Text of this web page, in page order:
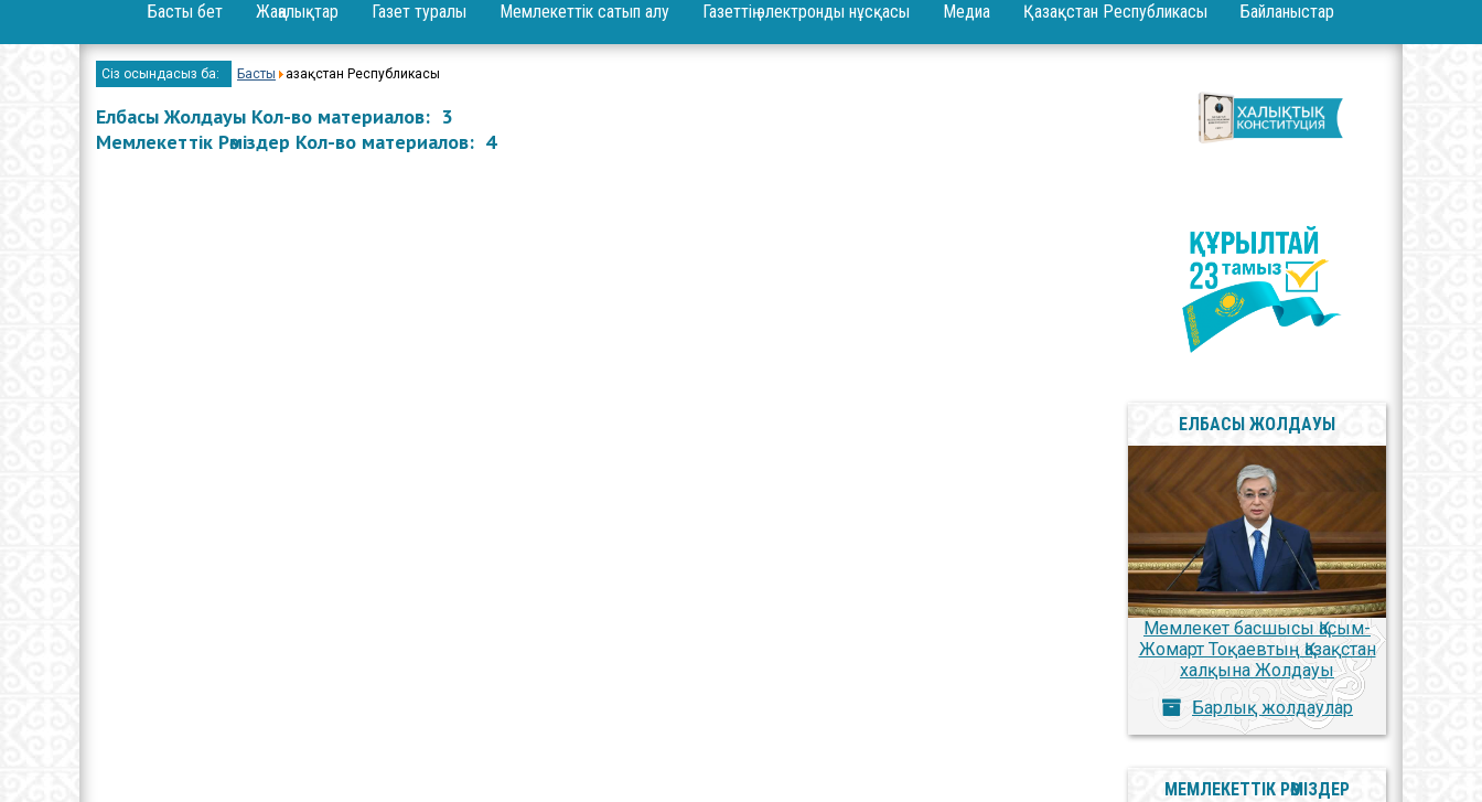
Басты бет Жаңалықтар Газет туралы
Мемлекеттік сатып алу
Хабарландыру
Жылдық сатып алу
жоспарлары
Газеттің электронды нұсқасы
Медиа
Фотогалерея
Қазақстан Республикасы
Елбасы Жолдауы
Байланыстар
Сіз осындасыз ба: Басты Қазақстан Республикасы
Елбасы Жолдауы Кол-во материалов: 3
Мемлекеттік Рәміздер Кол-во материалов: 4
ЕЛБАСЫ ЖОЛДАУЫ
Мемлекет басшысы Қасым-
Жомарт Тоқаевтың Қазақстан
халқына Жолдауы
Барлық жолдаулар
МЕМЛЕКЕТТІК РӘМІЗДЕР